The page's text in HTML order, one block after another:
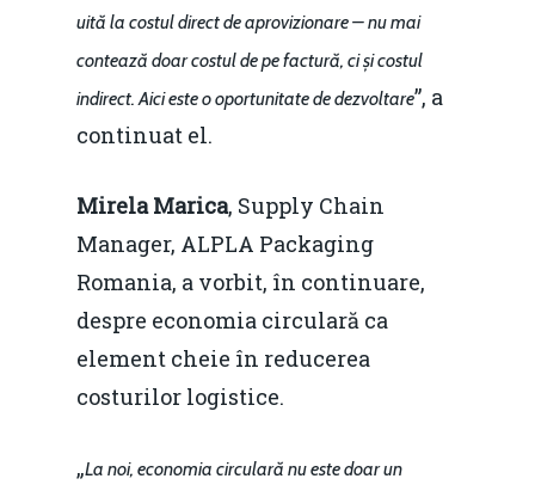
uită la costul direct de aprovizionare – nu mai
contează doar costul de pe factură, ci și costul
indirect. Aici este o oportunitate de dezvoltare”, a
continuat el.
Mirela Marica, Supply Chain
Manager, ALPLA Packaging
Romania, a vorbit, în continuare,
despre economia circulară ca
element cheie în reducerea
costurilor logistice.
„La noi, economia circulară nu este doar un